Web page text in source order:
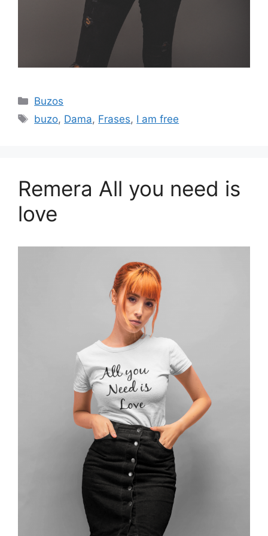
Categorías
Buzos
Etiquetas
buzo, Dama, Frases, I am free
Remera All you need is
love